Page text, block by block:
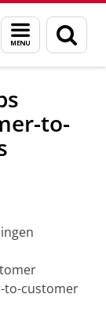
Menu
en
zoeken
to-
to-customer